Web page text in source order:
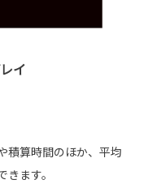
イ
積算時間のほか、平均
ます。